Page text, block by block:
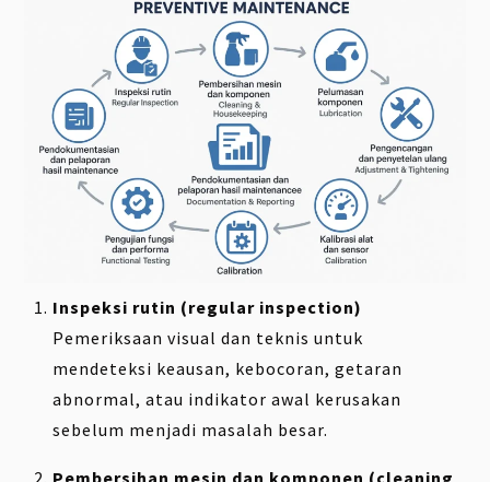
Inspeksi rutin (regular inspection)
Pemeriksaan visual dan teknis untuk
mendeteksi keausan, kebocoran, getaran
abnormal, atau indikator awal kerusakan
sebelum menjadi masalah besar.